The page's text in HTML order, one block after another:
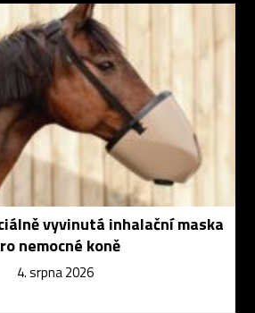
vyvinutá inhalační maska
nemocné koně
4. srpna 2026